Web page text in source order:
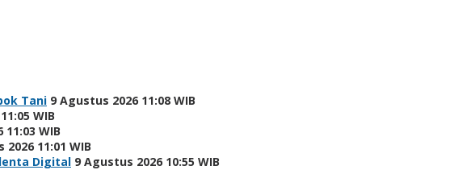
Tani 9 Agustus 2026 11:08 WIB
WIB
WIB
2026 11:01 WIB
Digital 9 Agustus 2026 10:55 WIB